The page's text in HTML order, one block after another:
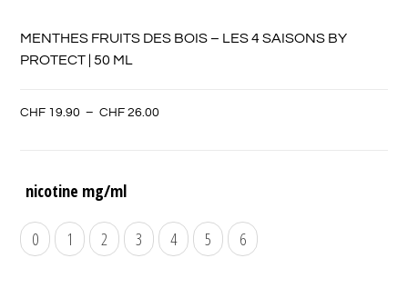
MENTHES FRUITS DES BOIS – LES 4 SAISONS BY
PROTECT | 50 ML
CHF 19.90 – CHF 26.00
nicotine mg/ml
0 1 2 3 4 5 6